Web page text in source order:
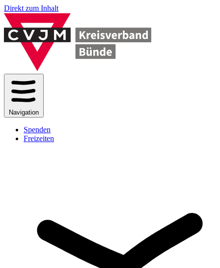
Direkt zum Inhalt
Navigation
Spenden
Freizeiten